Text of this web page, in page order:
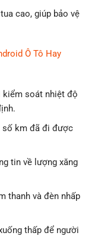
cao, giúp bảo vệ
Ô Tô Hay
kiểm soát nhiệt độ
số km đã đi được
tin về lượng xăng
thanh và đèn nhấp
thấp để người